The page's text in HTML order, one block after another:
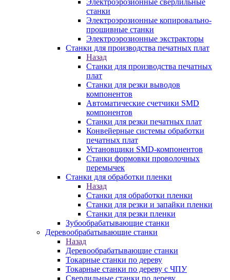
Электроэрозионные сверлильные
станки
Электроэрозионные копировально-
прошивные станки
Электроэрозионные экстракторы
Станки для производства печатных плат
Назад
Станки для производства печатных
плат
Станки для резки выводов
компонентов
Автоматические счетчики SMD
компонентов
Станки для резки печатных плат
Конвейерные системы обработки
печатных плат
Установщики SMD-компонентов
Станки формовки проволочных
перемычек
Станки для обработки пленки
Назад
Станки для обработки пленки
Станки для резки и запайки пленки
Станки для резки пленки
Зубообрабатывающие станки
Деревообрабатывающие станки
Назад
Деревообрабатывающие станки
Токарные станки по дереву
Токарные станки по дереву с ЧПУ
Сверлильные станки по дереву